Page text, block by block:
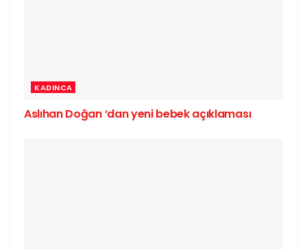
KADINCA
Aslıhan Doğan ‘dan yeni bebek açıklaması